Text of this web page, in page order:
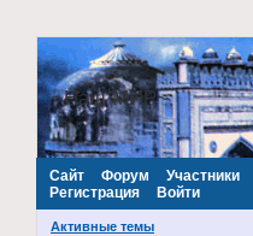
~Наш МИР~
Сайт Форум Участники
Регистрация
Войти
Активные темы